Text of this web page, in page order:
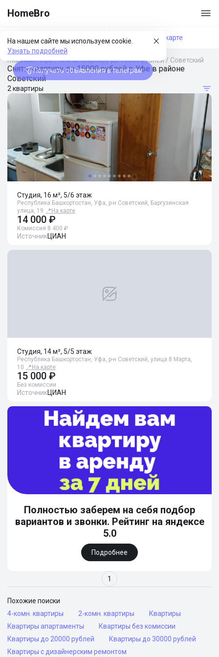
HomeBro
На нашем сайте мы используем cookie.
Узнать подробней
Получать объявления в телеграм
Фильтры На карте
Главная/Уфа/Снять квартиру до 15000 рублей / Советский
Снять квартиру до 15000 рублей в Уфе в районе
Советский
2 квартиры
Студия, 16 м², 5/6 этаж
Республика Башкортостан, Уфа, р-н Советский, Баргузинская
улица, 19 📍 На карте
14 000 ₽
Комиссия 8 400 ₽
ИсточникЦИАН
Студия, 14 м², 5/5 этаж
Республика Башкортостан, Уфа, р-н Советский, улица 8 Марта,
10 📍 На карте
15 000 ₽
Без комиссии
ИсточникЦИАН
Полностью заберем на себя подбор
вариантов и звонки. Рейтинг на яндексе
5.0
Подробнее
1
Похожие поиски
4-комн. квартиры
2-комн. квартиры
Квартиры
Квартиры апартаменты
Квартиры без комиссии
Квартиры до 20000 рублей
Квартиры до 30000 рублей
Квартиры с дизайнерским ремонтом